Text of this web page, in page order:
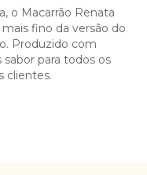
o Macarrão Renata
fino da versão do
Produzido com
para todos os
clientes.